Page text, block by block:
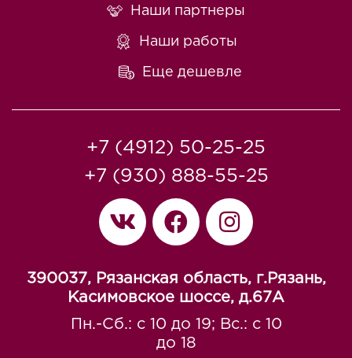
Наши партнеры
Наши работы
Еще дешевле
+7 (4912) 50-25-25
+7 (930) 888-55-25
390037, Рязанская область, г.Рязань,
Касимовское шоссе, д.67A
Пн.-Сб.: с 10 до 19; Вс.: с 10
до 18